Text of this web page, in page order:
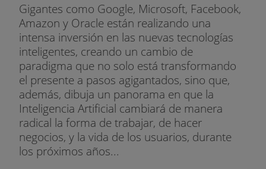
Gigantes como Google, Microsoft, Facebook,
Amazon y Oracle están realizando una
intensa inversión en las nuevas tecnologías
inteligentes, creando un cambio de
paradigma que no solo está transformando
el presente a pasos agigantados, sino que,
además, dibuja un panorama en que la
Inteligencia Artificial cambiará de manera
radical la forma de trabajar, de hacer
negocios, y la vida de los usuarios, durante
los próximos años...